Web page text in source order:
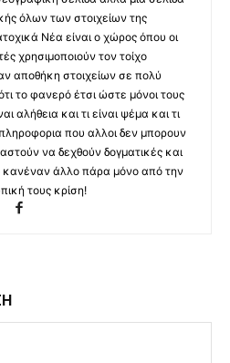
όλων των στοιχείων της
Νέα είναι ο χώρος όπου οι
χρησιμοποιούν τον τοίχο
αποθήκη στοιχείων σε πολύ
το φανερό έτσι ώστε μόνοι τους
αλήθεια και τι είναι ψέμα και τι
που αλλοι δεν μπορουν
να δεχθούν δογματικές και
κανέναν άλλο πάρα μόνο από την
τους κρίση!